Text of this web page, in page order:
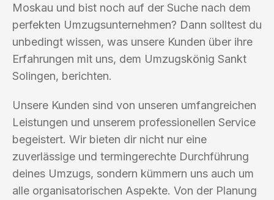
Moskau und bist noch auf der Suche nach dem
perfekten Umzugsunternehmen? Dann solltest du
unbedingt wissen, was unsere Kunden über ihre
Erfahrungen mit uns, dem Umzugskönig Sankt
Solingen, berichten.
Unsere Kunden sind von unseren umfangreichen
Leistungen und unserem professionellen Service
begeistert. Wir bieten dir nicht nur eine
zuverlässige und termingerechte Durchführung
deines Umzugs, sondern kümmern uns auch um
alle organisatorischen Aspekte. Von der Planung